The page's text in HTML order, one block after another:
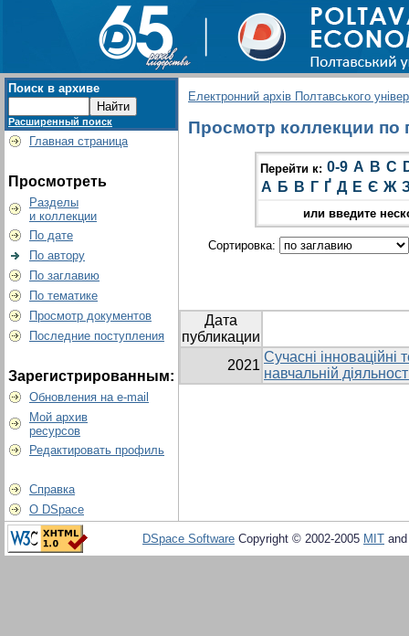
Поиск в архиве
Расширенный поиск
Главная страница
Просмотреть
Разделы
и коллекции
По дате
По автору
По заглавию
По тематике
Просмотр документов
Последние поступления
Зарегистрированным:
Обновления на e-mail
Мой архив
ресурсов
Редактировать профиль
Справка
О DSpace
Електронний архів Полтавського
Просмотр коллекции по
Перейти к: 0-9 A B C
А Б В Г Ґ Д Е Є Ж
или введите
Сортировка:
Дата
публикации
2021
Сучасні інноваційні
навчальній
DSpace Software Copyright © 2002-2005 MIT